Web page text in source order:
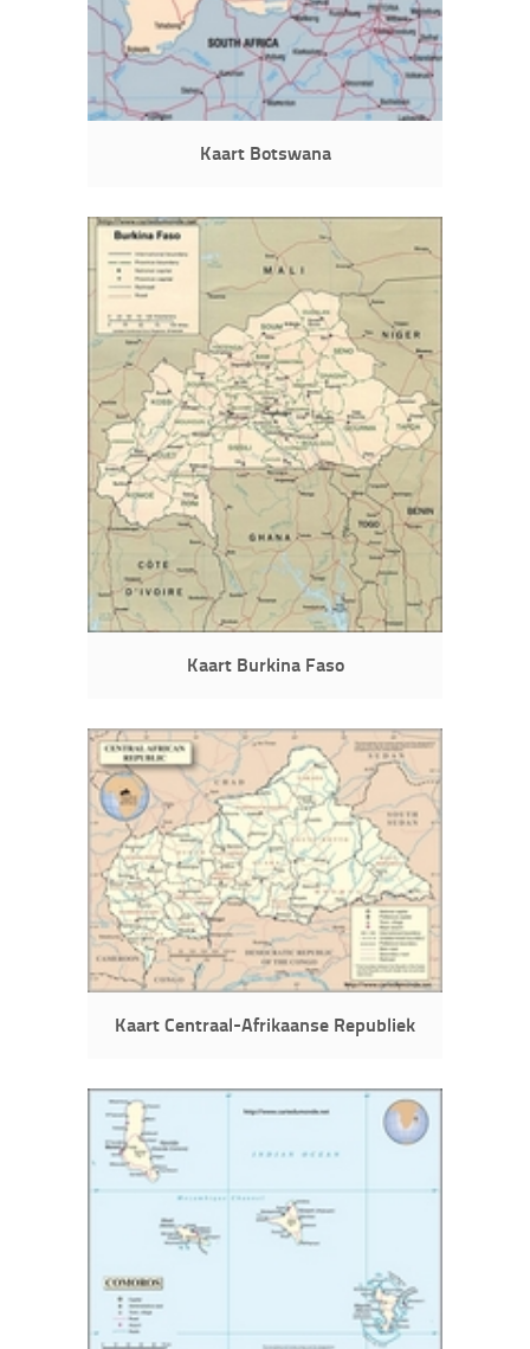
Kaart Botswana
Kaart Burkina Faso
Kaart Centraal-Afrikaanse Republiek